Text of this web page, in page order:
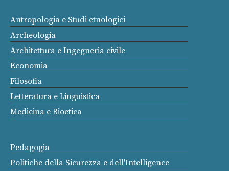
Antropologia e Studi etnologici
Archeologia
Architettura e Ingegneria civile
Economia
Filosofia
Letteratura e Linguistica
Medicina e Bioetica
Pedagogia
Politiche della Sicurezza e dell'Intelligence